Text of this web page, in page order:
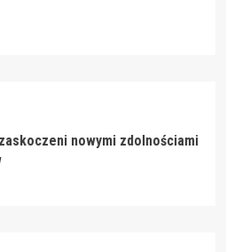
nowymi zdolnościami